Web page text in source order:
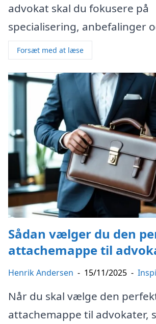
advokat skal du fokusere på
specialisering, anbefalinger
Forsæt med at læse
Sådan vælger du den
attachemappe til
Henrik Andersen - 15/11/2025 -
Når du skal vælge den
attachemappe til advokater,